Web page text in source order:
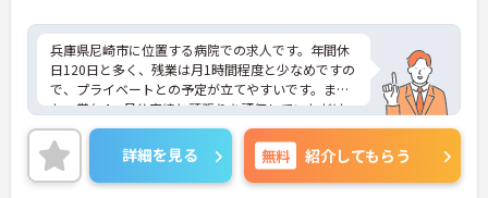
兵庫県尼崎市に位置する病院での求人です。年間休
日120日と多く、残業は月1時間程度と少なめですの
で、プライベートとの予定が立てやすいです。ま
た、賞与4ヶ月分実績と頑張りを評価していただけ
ます。託児所も完備されておりますので、お子様が
いらっしゃる方でも安心してご就業していただけま
す。ご興味のある方は、お気軽にお問い合わせくだ
さい。
詳細を見る 無料 紹介してもらう